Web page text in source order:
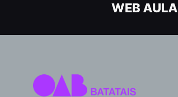
WEB AULA